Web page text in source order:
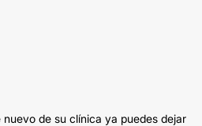
de su clínica ya puedes dejar